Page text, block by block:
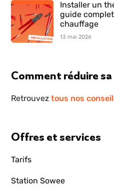
Installer un
guide
chauffage
13 mai 2026
Comment réduire
Retrouveztous nos
Offres et services
Tarifs
Station Sowee